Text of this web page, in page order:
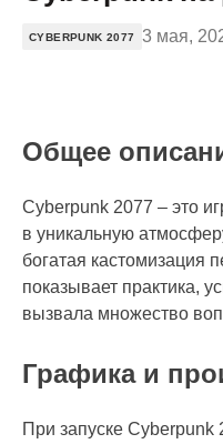
CYBERPUNK 2077 3 мая,
Общее
Cyberpunk 2077 – это
в уникальную
богатая кастомизация
показывает практика,
вызвала множество
Графика и
При запуске Cyberpunk